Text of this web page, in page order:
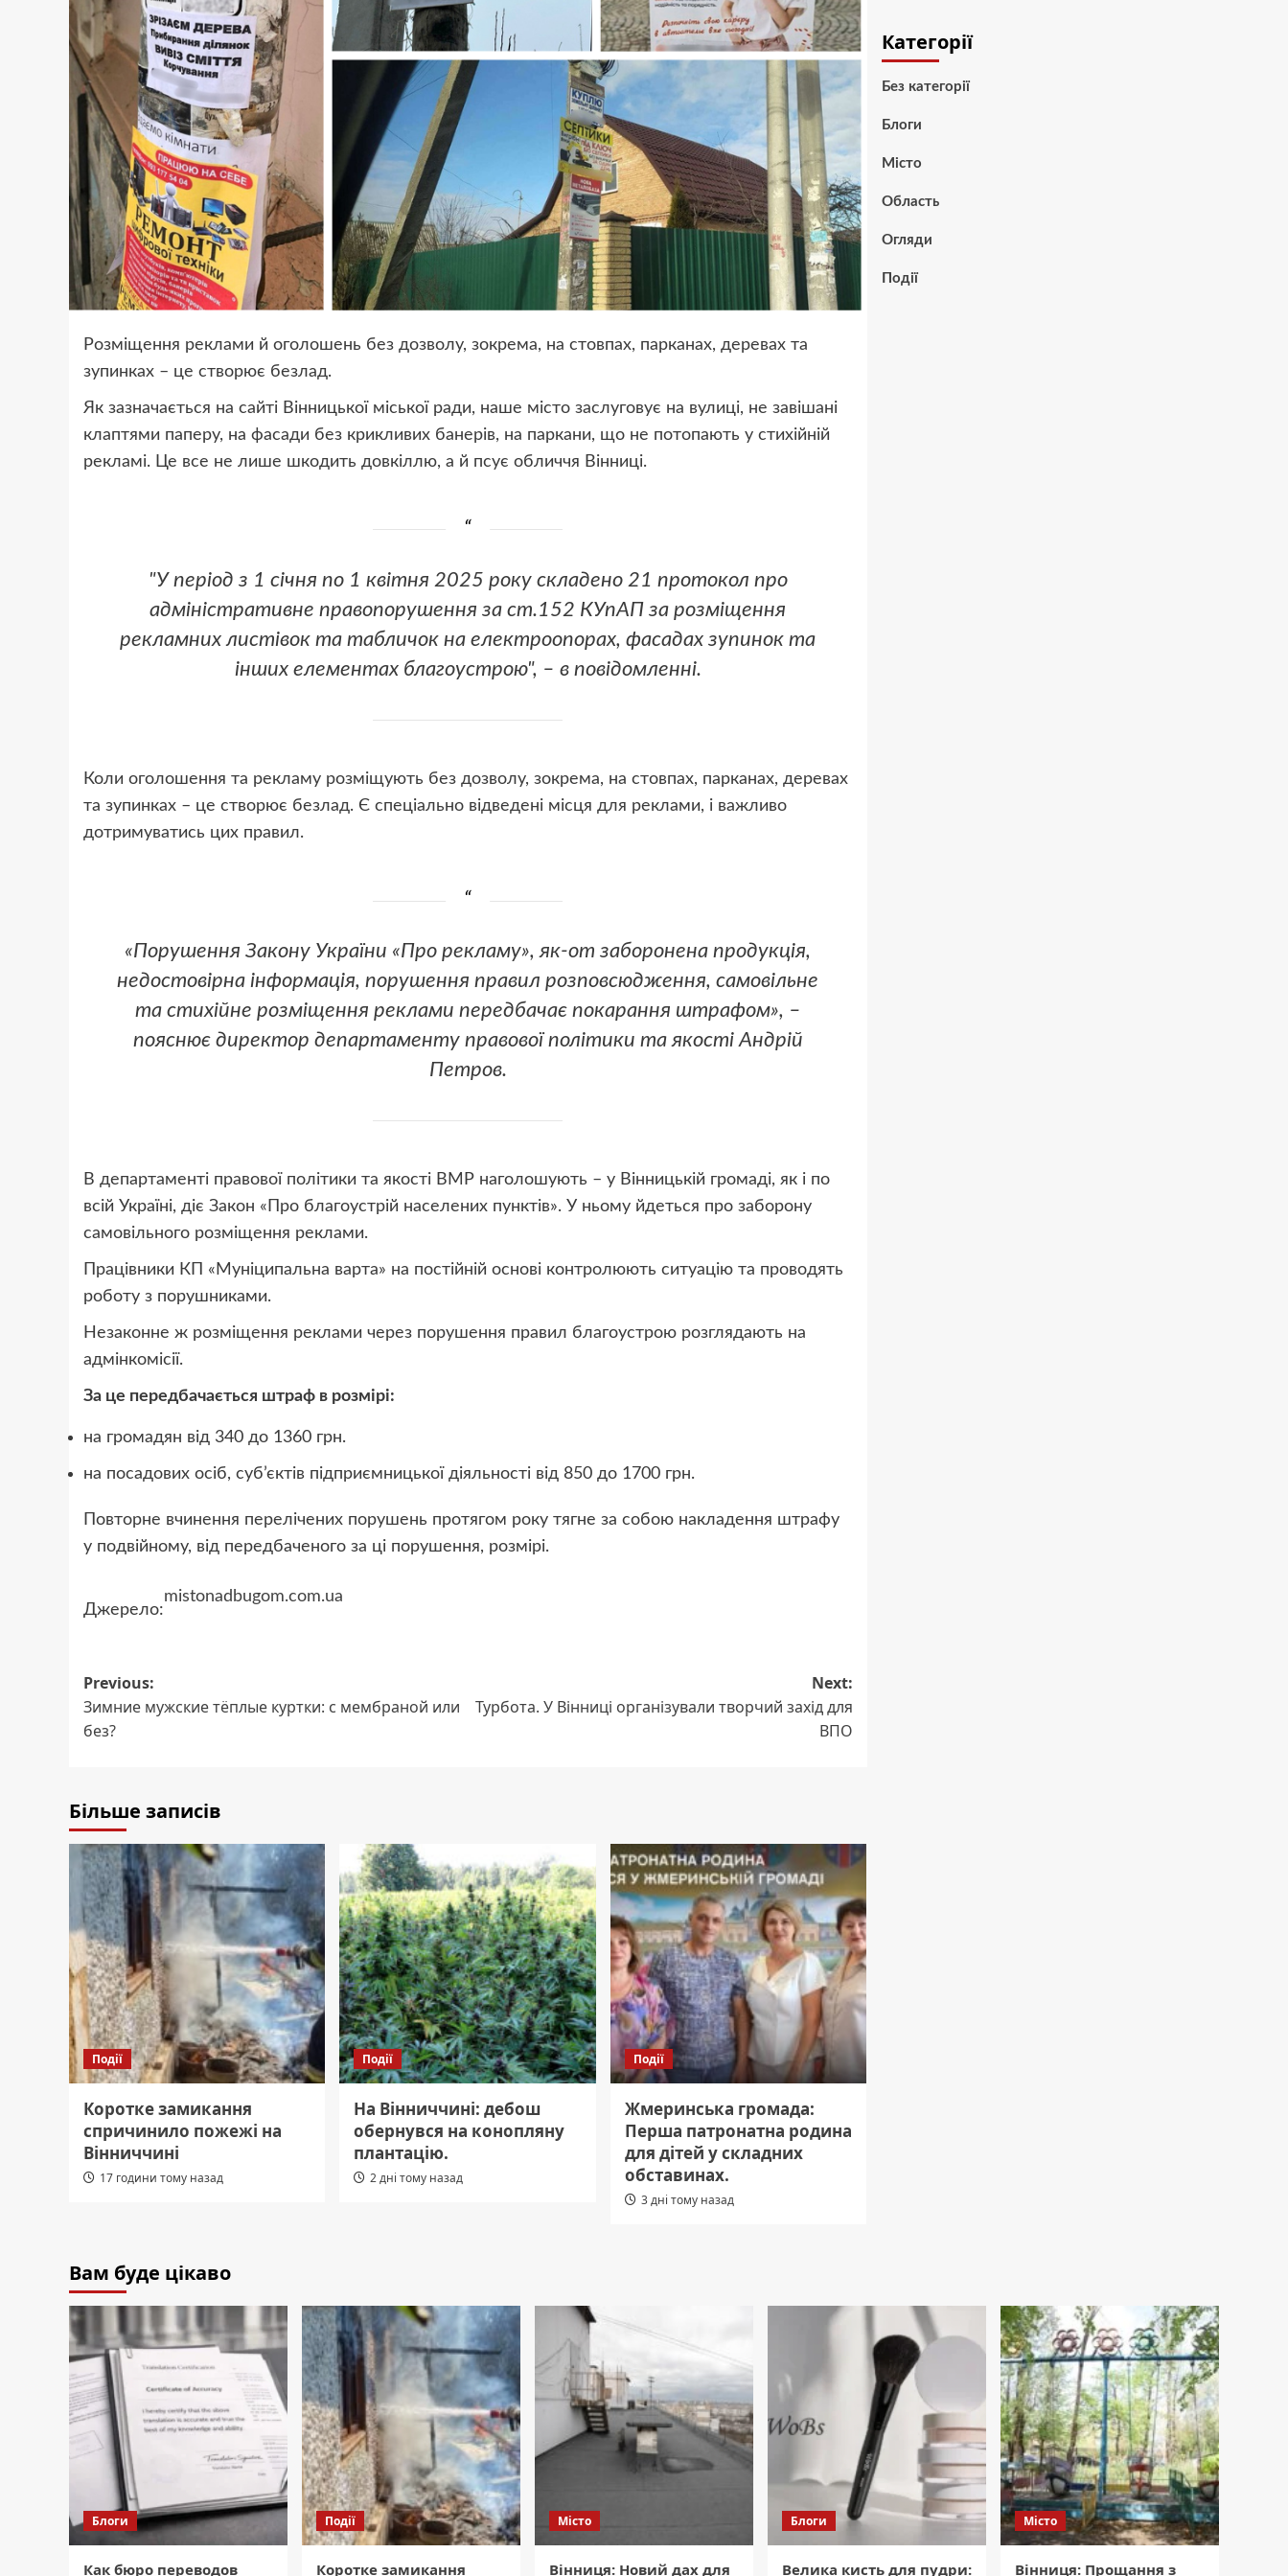
Розміщення реклами й оголошень без дозволу, зокрема, на стовпах, парканах, деревах та
зупинках – це створює безлад.
Як зазначається на сайті Вінницької міської ради, наше місто заслуговує на вулиці, не завішані
клаптями паперу, на фасади без крикливих банерів, на паркани, що не потопають у стихійній
рекламі. Це все не лише шкодить довкіллю, а й псує обличчя Вінниці.
"У період з 1 січня по 1 квітня 2025 року складено 21 протокол про
адміністративне правопорушення за ст.152 КУпАП за розміщення
рекламних листівок та табличок на електроопорах, фасадах зупинок та
інших елементах благоустрою", – в повідомленні.
Коли оголошення та рекламу розміщують без дозволу, зокрема, на стовпах, парканах, деревах
та зупинках – це створює безлад. Є спеціально відведені місця для реклами, і важливо
дотримуватись цих правил.
«Порушення Закону України «Про рекламу», як-от заборонена продукція,
недостовірна інформація, порушення правил розповсюдження, самовільне
та стихійне розміщення реклами передбачає покарання штрафом», –
пояснює директор департаменту правової політики та якості Андрій
Петров.
В департаменті правової політики та якості ВМР наголошують – у Вінницькій громаді, як і по
всій Україні, діє Закон «Про благоустрій населених пунктів». У ньому йдеться про заборону
самовільного розміщення реклами.
Працівники КП «Муніципальна варта» на постійній основі контролюють ситуацію та проводять
роботу з порушниками.
Незаконне ж розміщення реклами через порушення правил благоустрою розглядають на
адмінкомісії.
За це передбачається штраф в розмірі:
на громадян від 340 до 1360 грн.
на посадових осіб, суб’єктів підприємницької діяльності від 850 до 1700 грн.
Повторне вчинення перелічених порушень протягом року тягне за собою накладення штрафу
у подвійному, від передбаченого за ці порушення, розмірі.
Джерело:
mistonadbugom.com.ua
Post
navigation
Previous:
Зимние мужские тёплые куртки: с мембраной или
без?
Next:
Турбота. У Вінниці організували творчий захід для
ВПО
Більше записів
Події
Коротке замикання
спричинило пожежі на
Вінниччині
17 години тому назад
Події
На Вінниччині: дебош
обернувся на конопляну
плантацію.
2 дні тому назад
Події
Жмеринська громада:
Перша патронатна родина
для дітей у складних
обставинах.
3 дні тому назад
Категорії
Без категорії
Блоги
Місто
Область
Огляди
Події
Вам буде цікаво
Блоги
Как бюро переводов
Події
Коротке замикання
Місто
Вінниця: Новий дах для
Блоги
Велика кисть для пудри:
Місто
Вінниця: Прощання з